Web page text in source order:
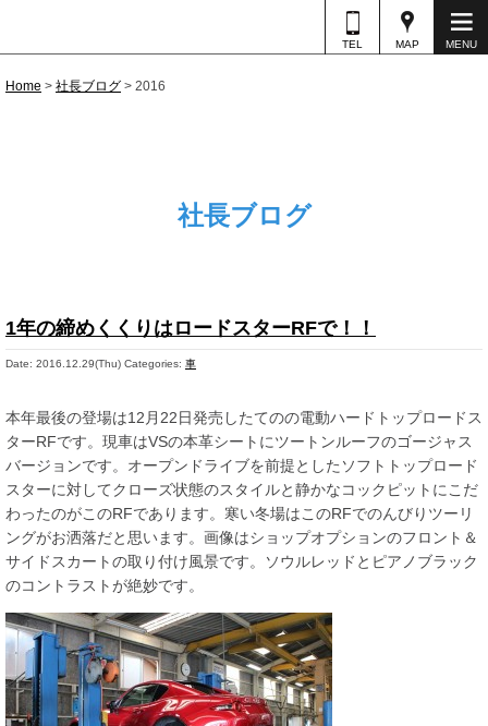
TEL MAP MENU
Home > 社長ブログ > 2016
社長ブログ
1年の締めくくりはロードスターRFで！！
Date: 2016.12.29(Thu) Categories: 車
本年最後の登場は12月22日発売したてのの電動ハードトップロードス
ターRFです。現車はVSの本革シートにツートンルーフのゴージャス
バージョンです。オープンドライブを前提としたソフトトップロード
スターに対してクローズ状態のスタイルと静かなコックピットにこだ
わったのがこのRFであります。寒い冬場はこのRFでのんびりツーリ
ングがお洒落だと思います。画像はショップオプションのフロント＆
サイドスカートの取り付け風景です。ソウルレッドとピアノブラック
のコントラストが絶妙です。